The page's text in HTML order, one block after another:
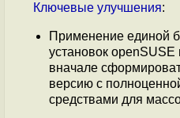
Ключевые улучшения:
Применение единой
установок
вначале
версию с
средствами для